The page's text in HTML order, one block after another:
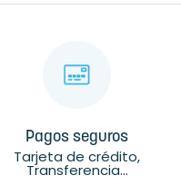
Pagos seguros
Tarjeta de crédito,
Transferencia...